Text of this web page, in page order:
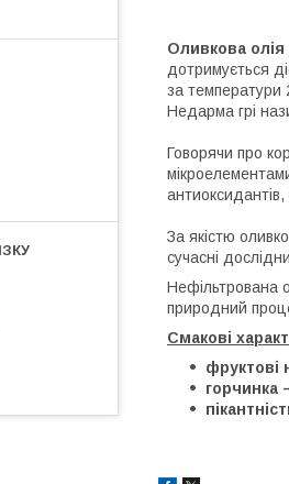
Оливкова олія
дотримується
за температури
Недарма грі
Говорячи про
За якістю
сучасні
Нефільтрована
природний
Смакові
фруктові
горчинка